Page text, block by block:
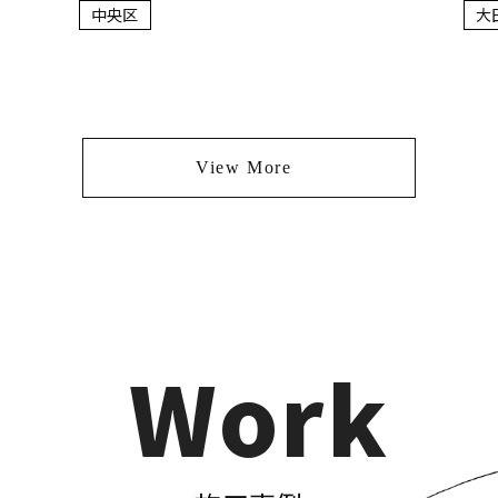
中央区 大
View More
Work